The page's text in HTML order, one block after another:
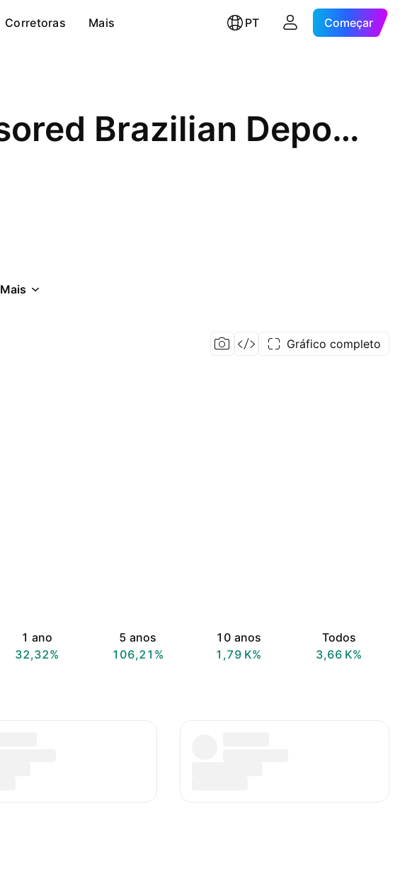
Corretoras Mais PT Começar
Apple Inc. Shs Unsponsored Brazilian Depository Receipt Repr 0.05 Sh
Mais
Gráfico completo
1 ano
32,32%
5 anos
106,21%
10 anos
‪1,79 K‬%
Todos
‪3,66 K‬%